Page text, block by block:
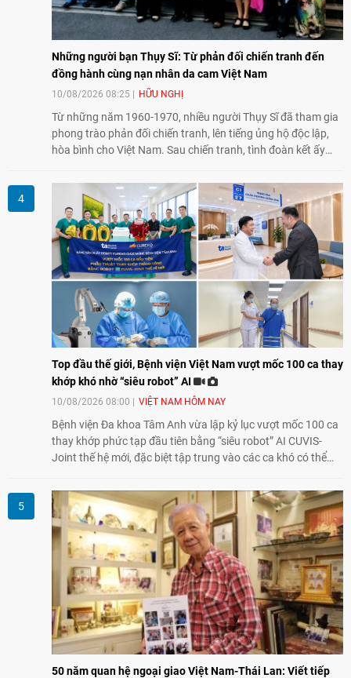
Những người bạn Thụy Sĩ: Từ phản đối chiến tranh đến
đồng hành cùng nạn nhân da cam Việt Nam
10/08/2026 08:25 HỮU NGHỊ
Từ những năm 1960-1970, nhiều người Thụy Sĩ đã tham gia
phong trào phản đối chiến tranh, lên tiếng ủng hộ độc lập,
hòa bình cho Việt Nam. Sau chiến tranh, tình đoàn kết ấy
đồng hành với những người còn chịu hậu quả chiến tranh,
trong đó có các nạn nhân chất độc da cam/dioxin.
Top đầu thế giới, Bệnh viện Việt Nam vượt mốc 100 ca thay
khớp khó nhờ “siêu robot” AI
10/08/2026 08:00 VIỆT NAM HÔM NAY
Bệnh viện Đa khoa Tâm Anh vừa lập kỷ lục vượt mốc 100 ca
thay khớp phức tạp đầu tiên bằng “siêu robot” AI CUVIS-
Joint thế hệ mới, đặc biệt tập trung vào các ca khó có thể
mở ra cơ hội mới cho nhiều người bệnh đang đối mặt nguy
cơ “tàn phế”.
50 năm quan hệ ngoại giao Việt Nam-Thái Lan: Viết tiếp